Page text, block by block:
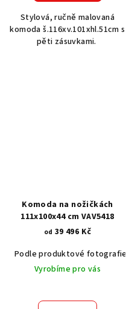
Stylová, ručně malovaná
komoda š.116xv.101xhl.51cm s
pěti zásuvkami.
Komoda na nožičkách
111x100x44 cm VAV5418
od 39 496 Kč
Podle produktové fotografie
Vyrobíme pro vás